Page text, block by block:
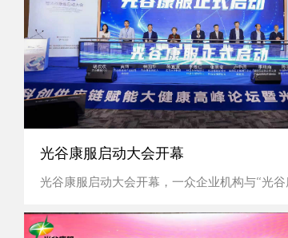
光谷康服启动大会开幕